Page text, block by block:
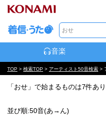
音楽
TOP > 検索TOP > アーティスト50音検索 >
「おせ」で始まるものは7件あ
並び順:50音(あ→ん)